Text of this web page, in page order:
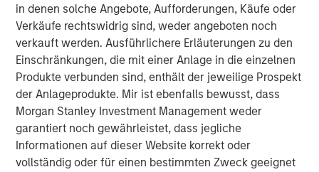
in denen solche Angebote, Aufforderungen, Käufe oder
Verkäufe rechtswidrig sind, weder angeboten noch
verkauft werden. Ausführlichere Erläuterungen zu den
Einschränkungen, die mit einer Anlage in die einzelnen
Produkte verbunden sind, enthält der jeweilige Prospekt
der Anlageprodukte. Mir ist ebenfalls bewusst, dass
Morgan Stanley Investment Management weder
garantiert noch gewährleistet, dass jegliche
Informationen auf dieser Website korrekt oder
vollständig oder für einen bestimmten Zweck geeignet
Vorgestellte Einblicke